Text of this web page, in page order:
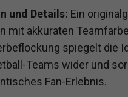
und Details: Ein
mit akkuraten
spiegelt die
Teams wider und
Fan-Erlebnis.